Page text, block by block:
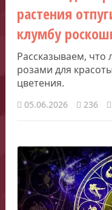
растения
клумбу
Рассказываем, что
розами для
цветения.
05.06.2026 236